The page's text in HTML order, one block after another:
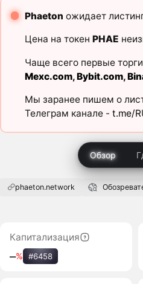
Phaeton ожидает
Цена на токен PHAE
Чаще всего первые
Mexc.com,Bybit.com,
Мы заранее пишем о
Телеграм канале - t.me/
Обзор
phaeton.network
Капитализация
‒% #6458